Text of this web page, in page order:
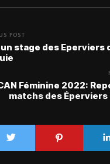
POST
stage des Eperviers
Féminine 2022:
matchs des Éperviers